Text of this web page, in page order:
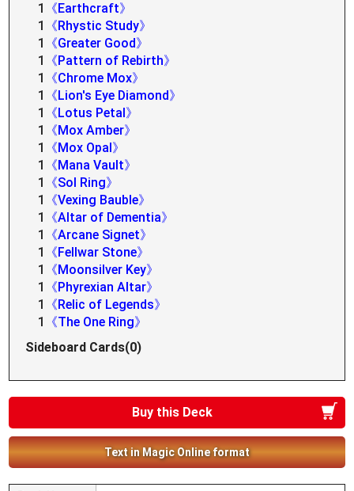
1
《Earthcraft》
1
《Rhystic Study》
1
《Greater Good》
1
《Pattern of Rebirth》
1
《Chrome Mox》
1
《Lion's Eye Diamond》
1
《Lotus Petal》
1
《Mox Amber》
1
《Mox Opal》
1
《Mana Vault》
1
《Sol Ring》
1
《Vexing Bauble》
1
《Altar of Dementia》
1
《Arcane Signet》
1
《Fellwar Stone》
1
《Moonsilver Key》
1
《Phyrexian Altar》
1
《Relic of Legends》
1
《The One Ring》
Sideboard Cards(0)
Buy this Deck
Text in Magic Online format